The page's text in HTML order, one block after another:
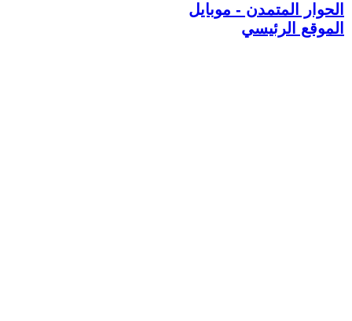
الحوار المتمدن - موبايل
الموقع الرئيسي